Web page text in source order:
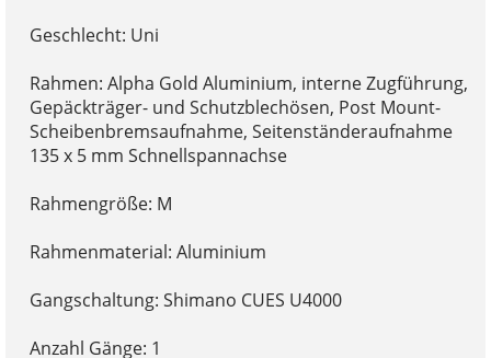
Geschlecht: Uni
Rahmen: Alpha Gold Aluminium, interne Zugführung,
Gepäckträger- und Schutzblechösen, Post Mount-
Scheibenbremsaufnahme, Seitenständeraufnahme
135 x 5 mm Schnellspannachse
Rahmengröße: M
Rahmenmaterial: Aluminium
Gangschaltung: Shimano CUES U4000
Anzahl Gänge: 1